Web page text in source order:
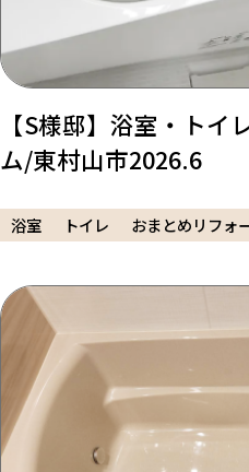
【S様邸】浴室・トイ
ム/東村山市2026.6
浴室 トイレ おまとめリフォ